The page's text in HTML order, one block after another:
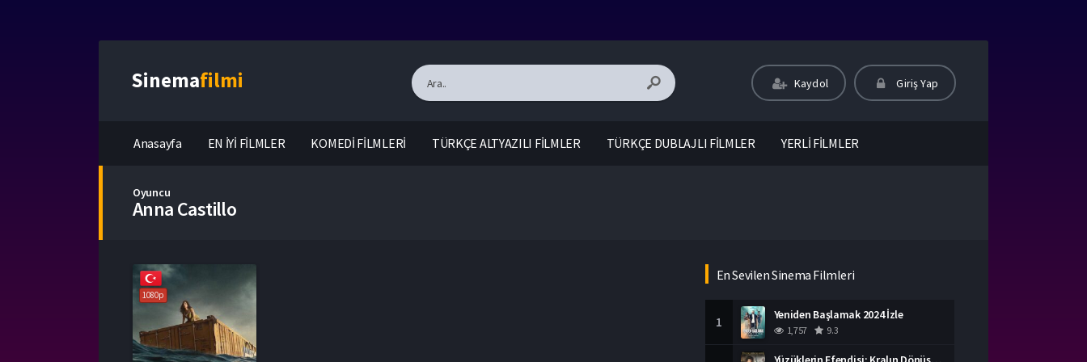
Sinemafilmi Kaydol Giriş Yap
Anasayfa EN İYİ FİLMLER KOMEDİ FİLMLERİ TÜRKÇE ALTYAZILI FİLMLER TÜRKÇE DUBLAJLI FİLMLER YERLİ FİLMLER
Oyuncu
Anna Castillo
1080p
En Sevilen Sinema Filmleri
1 Yeniden Başlamak 2024 İzle
1,757 9.3